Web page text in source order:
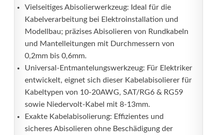
Vielseitiges Abisolierwerkzeug: Ideal für die
Kabelverarbeitung bei Elektroinstallation und
Modellbau; präzises Abisolieren von Rundkabeln
und Mantelleitungen mit Durchmessern von
0,2mm bis 0,6mm.
Universal-Entmantelungswerkzeug: Für Elektriker
entwickelt, eignet sich dieser Kabelabisolierer für
Kabeltypen von 10-20AWG, SAT/RG6 & RG59
sowie Niedervolt-Kabel mit 8-13mm.
Exakte Kabelabisolierung: Effizientes und
sicheres Abisolieren ohne Beschädigung der